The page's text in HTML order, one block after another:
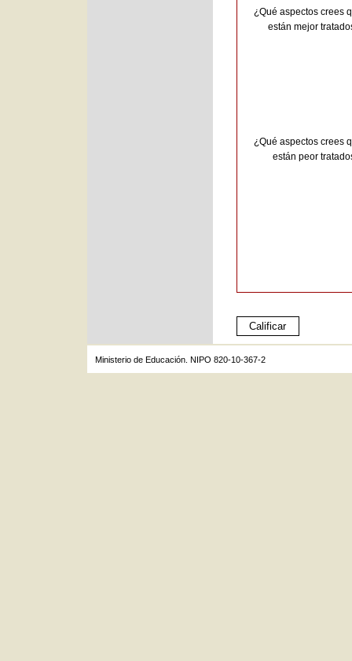
¿Qué aspectos crees
están mejor
¿Qué aspectos crees
están peor
Ministerio de Educación. NIPO 820-10-367-2